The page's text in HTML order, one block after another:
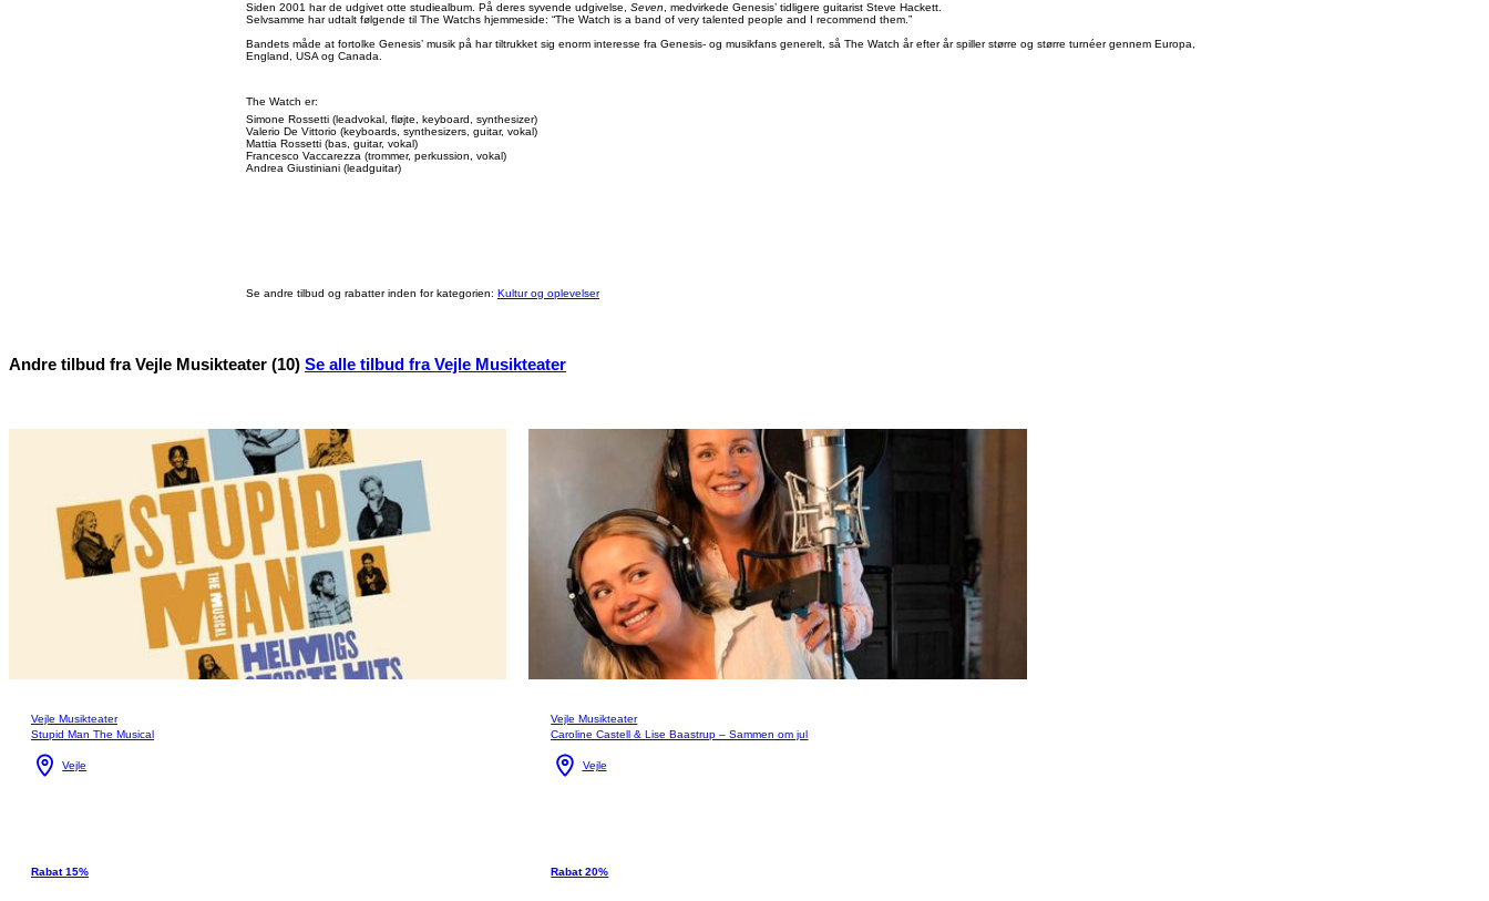
Siden 2001 har de udgivet otte studiealbum. På deres syvende udgivelse, Seven , medvirkede Genesis’ tidligere guitarist Steve Hackett.
Selvsamme har udtalt følgende til The Watchs hjemmeside: “The Watch is a band of very talented people and I recommend them.”
Bandets måde at fortolke Genesis’ musik på har tiltrukket sig enorm interesse fra Genesis- og musikfans generelt, så The Watch år efter år spiller større og større turnéer gennem Europa,
England, USA og Canada.
The Watch er:
Simone Rossetti (leadvokal, fløjte, keyboard, synthesizer)
Valerio De Vittorio (keyboards, synthesizers, guitar, vokal)
Mattia Rossetti (bas, guitar, vokal)
Francesco Vaccarezza (trommer, perkussion, vokal)
Andrea Giustiniani (leadguitar)
Se andre tilbud og rabatter inden for kategorien: Kultur og oplevelser
Andre tilbud fra Vejle Musikteater (10) Se alle tilbud fra Vejle Musikteater
Vejle Musikteater
Stupid Man The Musical
Vejle
Rabat 15%
Vejle Musikteater
Caroline Castell & Lise Baastrup – Sammen om jul
Vejle
Rabat 20%